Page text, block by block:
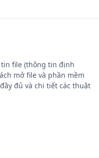
file (thông tin định
mở file và phần mềm
đủ và chi tiết các thuật